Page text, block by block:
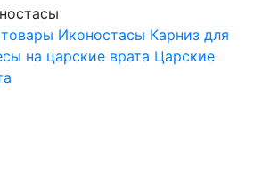
Иконостасы Карниз для
на царские врата Царские